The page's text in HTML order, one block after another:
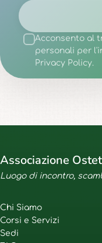
Acconsento al
personali per
Privacy Policy.
Associazione
Luogo di incontro,
Chi Siamo
Corsi e Servizi
Sedi